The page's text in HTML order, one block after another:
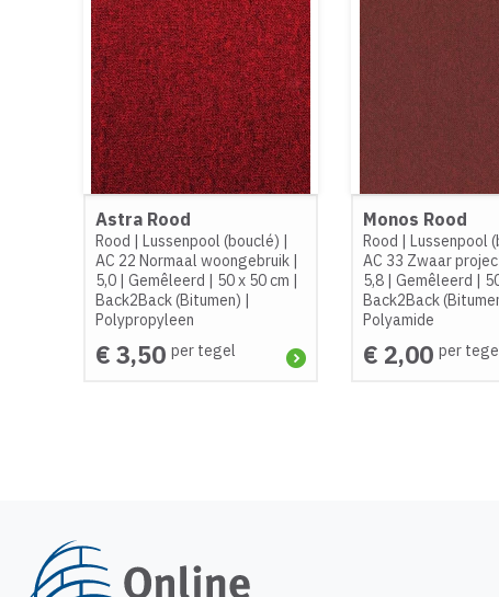
Astra Rood
Rood | Lussenpool (bouclé) |
AC 22 Normaal woongebruik |
5,0 | Gemêleerd | 50 x 50 cm |
Back2Back (Bitumen) |
Polypropyleen
€ 3,50 per tegel
Monos Rood
Rood |Lussenpool
AC 33 Zwaar
5,8 |Gemêleerd |
Back2Back
Polyamide
€ 2,00 per